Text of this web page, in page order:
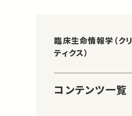
臨床生命情報学（ク
ティクス）
コンテンツ一覧